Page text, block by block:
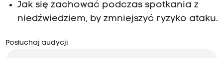
Jak się zachować podczas spotkania z
niedźwiedziem, by zmniejszyć ryzyko ataku.
Posłuchaj audycji